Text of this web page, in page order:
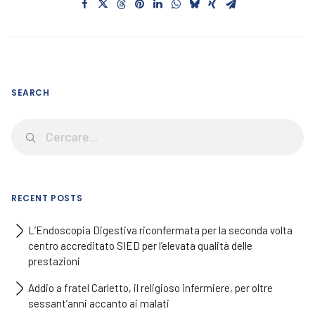
SEARCH
RECENT POSTS
L’Endoscopia Digestiva riconfermata per la seconda volta
centro accreditato SIED per l’elevata qualità delle
prestazioni
Addio a fratel Carletto, il religioso infermiere, per oltre
sessant’anni accanto ai malati